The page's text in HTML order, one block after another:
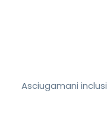
Asciugamani inclusi